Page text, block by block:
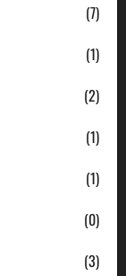
(7)
(1)
(2)
(1)
(1)
(0)
(3)